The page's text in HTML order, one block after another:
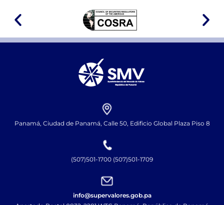
Panamá, Ciudad de Panamá, Calle 50, Edificio Global Plaza Piso 8
(507)501-1700 (507)501-1709
info@supervalores.gob.pa